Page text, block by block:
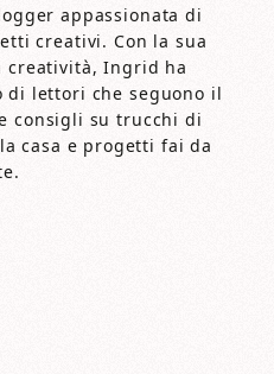
appassionata di
creativi. Con la sua
creatività, Ingrid ha
di lettori che seguono il
consigli su trucchi di
casa e progetti fai da